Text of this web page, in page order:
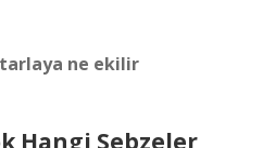
tarlaya ne ekilir
Hangi Sebzeler